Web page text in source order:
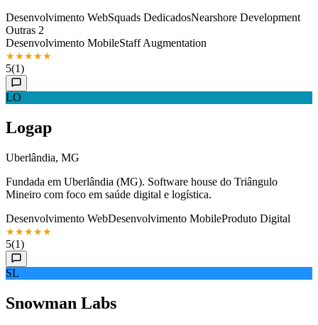
Desenvolvimento WebSquads DedicadosNearshore Development
Outras 2
Desenvolvimento MobileStaff Augmentation
★★★★★
5(1)
LO
Logap
Uberlândia, MG
Fundada em Uberlândia (MG). Software house do Triângulo
Mineiro com foco em saúde digital e logística.
Desenvolvimento WebDesenvolvimento MobileProduto Digital
★★★★★
5(1)
SL
Snowman Labs